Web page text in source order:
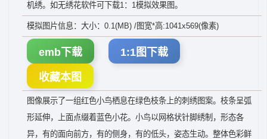
机绣。如无绣花软件可下载1：1模拟效果图。
模拟图片信息：大小：0.1(MB) /图宽*高:1041x569(像素)
emb下载 1:1图下载
收藏本图
图像展示了一组红色小鸟栖息在绿色枝条上的刺绣图案。枝条呈弧
形延伸，上面点缀着蓝色小花。小鸟以网格状针脚绣制，形态各
异，有的面向前方，有的侧身，有的低头，姿态生动。整体色彩鲜